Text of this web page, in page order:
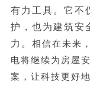
有力工具。它不
护，也为建筑安
力。 相 信在未来
电将继续为房屋
案，让科技更好